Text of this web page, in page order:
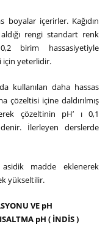
boyalar içerirler. Kağıdın
rengi standart renk
birim hassasiyetiyle
için yeterlidir.
kullanılan daha hassas
çözeltisi içine daldırılmış
çözeltinin pH’ ı 0,1
İlerleyen derslerde
madde eklenerek
yükseltilir.
VE pH
pH ( İNDİS )